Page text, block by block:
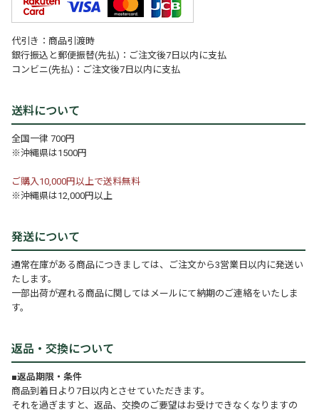
代引き：商品引渡時
銀行振込と郵便振替(先払)：ご注文後7日以内に支払
コンビニ(先払)：ご注文後7日以内に支払
送料について
全国一律 700円
※沖縄県は1500円
ご購入10,000円以上で送料無料
※沖縄県は12,000円以上
発送について
通常在庫がある商品につきましては、ご注文から3営業日以内に発送い
たします。
一部出荷が遅れる商品に関してはメールにて納期のご連絡をいたしま
す。
返品・交換について
■返品期限・条件
商品到着日より7日以内とさせていただきます。
それを過ぎますと、返品、交換のご要望はお受けできなくなりますの